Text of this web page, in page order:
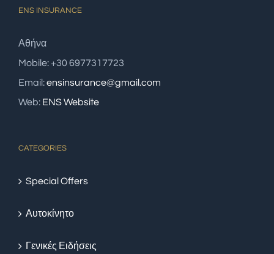
ENS INSURANCE
Αθήνα
Mobile: +30 6977317723
Email:ensinsurance@gmail.com
Web: ENS Website
CATEGORIES
Special Offers
Αυτοκίνητο
Γενικές Ειδήσεις